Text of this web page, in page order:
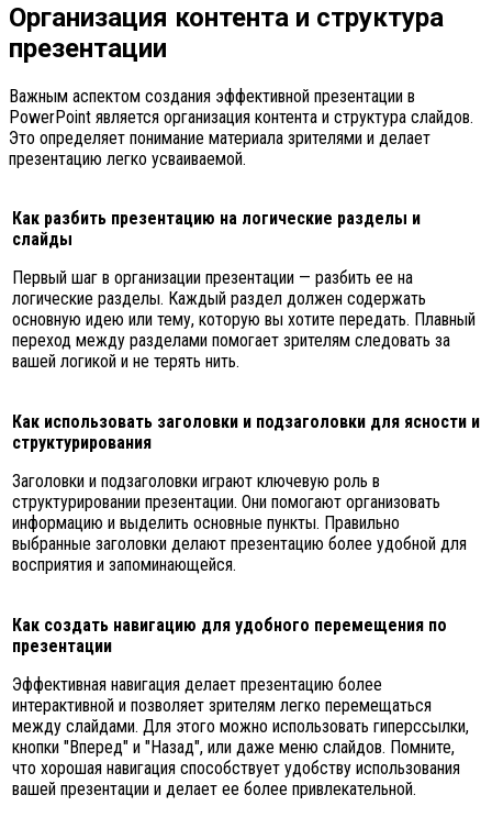
Организация контента и структура
презентации
Важным аспектом создания эффективной презентации в
PowerPoint является организация контента и структура слайдов.
Это определяет понимание материала зрителями и делает
презентацию легко усваиваемой.
Как разбить презентацию на логические разделы и
слайды
Первый шаг в организации презентации — разбить ее на
логические разделы. Каждый раздел должен содержать
основную идею или тему, которую вы хотите передать. Плавный
переход между разделами помогает зрителям следовать за
вашей логикой и не терять нить.
Как использовать заголовки и подзаголовки для ясности и
структурирования
Заголовки и подзаголовки играют ключевую роль в
структурировании презентации. Они помогают организовать
информацию и выделить основные пункты. Правильно
выбранные заголовки делают презентацию более удобной для
восприятия и запоминающейся.
Как создать навигацию для удобного перемещения по
презентации
Эффективная навигация делает презентацию более
интерактивной и позволяет зрителям легко перемещаться
между слайдами. Для этого можно использовать гиперссылки,
кнопки "Вперед" и "Назад", или даже меню слайдов. Помните,
что хорошая навигация способствует удобству использования
вашей презентации и делает ее более привлекательной.